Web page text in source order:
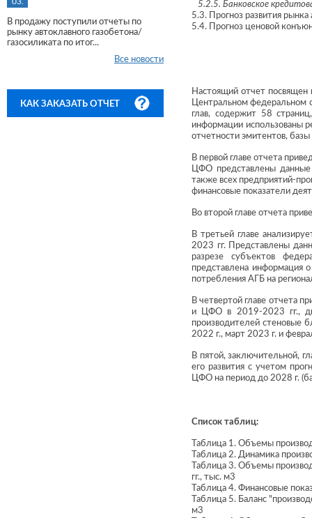
В продажу поступили отчеты по
рынку автоклавного газобетона/
газосиликата по итог...
Все новости
КАК ЗАКАЗАТЬ ОТЧЕТ
5.2.5. Банковское
5.3. Прогноз развития рынка
5.4. Прогноз ценовой
Настоящий отчет посвящен
Центральном федеральном
глав, содержит 58
информации использованы
отчетности эмитентов,
В первой главе отчета
ЦФО представлены данные
также всех предприятий-
финансовые показатели
Во второй главе отчета
В третьей главе
2023 гг. Представлены
разрезе субъектов
представлена информация
потребления АГБ на
В четвертой главе отчета
и ЦФО в 2019-2023 гг.,
производителей стеновые
2022 г., март 2023 г. и
В пятой, заключительной,
его развития с учетом
ЦФО на период до 2028 г.
Список таблиц:
Таблица 1. Объемы
Таблица 2. Динамика
Таблица 3. Объемы
гг., тыс. м3
Таблица 4. Финансовые
Таблица 5. Баланс
м3